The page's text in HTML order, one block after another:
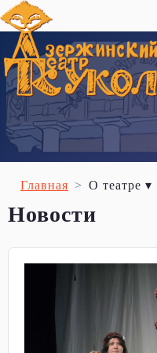
Главная О театре ▾
Новости